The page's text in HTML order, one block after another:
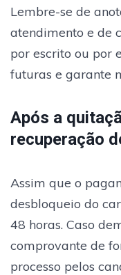
Lembre-se de
atendimento e de
por escrito ou por
futuras e garante
Após a
recuperação
Assim que o
desbloqueio do
48 horas. Caso
comprovante de
processo pelos